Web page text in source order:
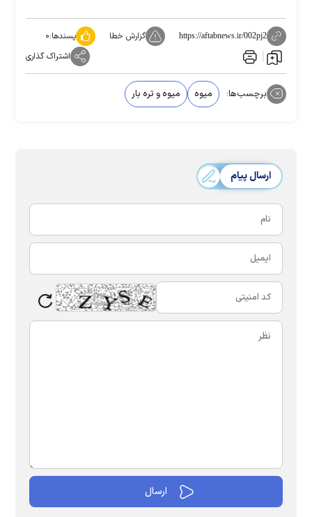
https://aftabnews.ir/002pj2 گزارش خطا پسندها:۰
اشتراک گذاری
برچسب‌ها: میوه میوه و تره بار
ارسال پیام